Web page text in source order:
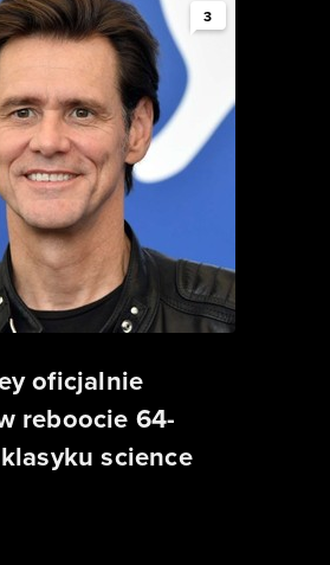
3
oficjalnie
reboocie 64-
science